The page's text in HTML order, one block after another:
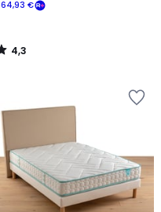
€
4,3